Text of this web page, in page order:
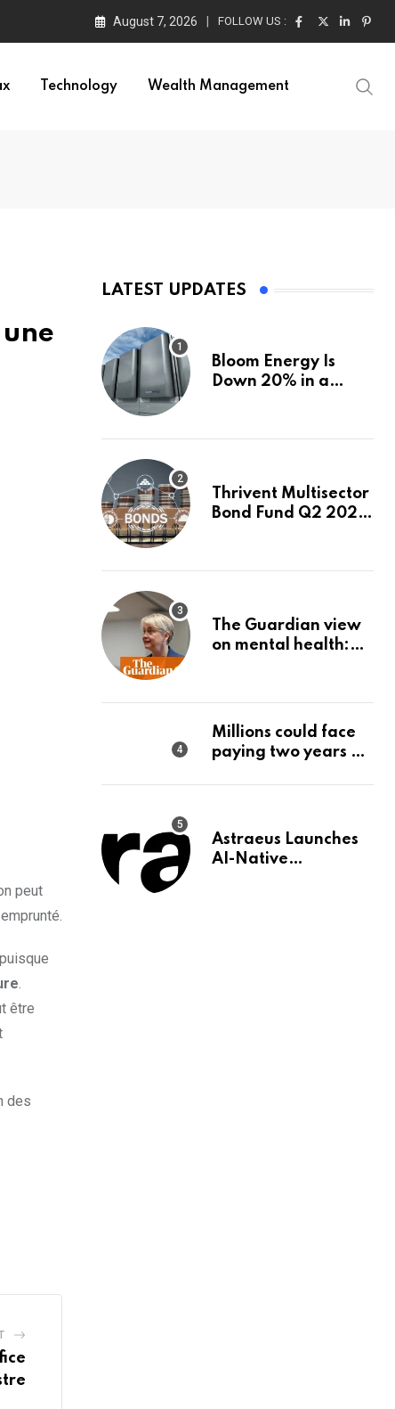
August 7, 2026 FOLLOW US :
Technology Wealth Management
peut
.​
être
des
LATEST UPDATES
Bloom Energy Is
Down 20% in a
Power or FuelCell
Thrivent Multisector
Bond Fund Q2 2026
The Guardian view
on mental health:
a priority | Editorial
Millions could face
paying two years of
Astraeus Launches
AI-Native